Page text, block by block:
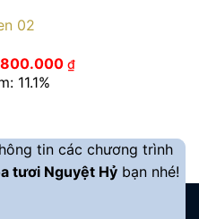
02
Giá
800.000 ₫Giá
hiện
11.1%
tin các chương trình
tươi Nguyệt Hỷ bạn nhé!